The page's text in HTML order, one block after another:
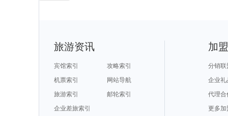
旅游资讯
宾馆索引
攻略索引
机票索引
网站导航
旅游索引
邮轮索引
企业差旅索引
加
分销联
企业礼
代理合
更多加